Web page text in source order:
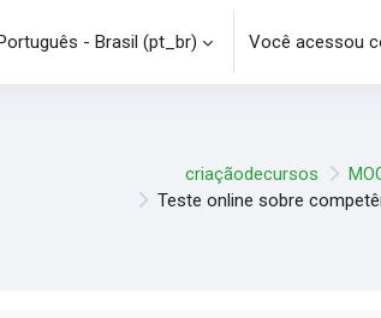
de pesquisa
- Brasil ‎(pt_br)‎ Você acessou
criaçãodecursos
Teste online sobre